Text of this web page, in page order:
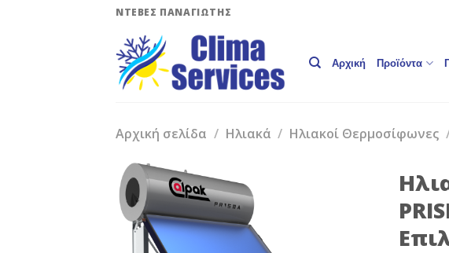
ΝΤΕΒΕΣ ΠΑΝΑΓΙΩΤΗΣ
Αρχική Προϊόντα
Αρχική σελίδα / Ηλιακά / Ηλιακοί Θερμοσίφωνες